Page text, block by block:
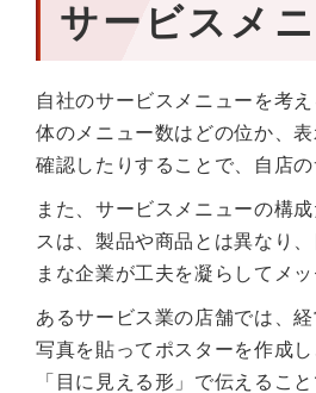
サービスメ
自社のサービスメニューを考
体のメニュー数はどの位か、
確認したりすることで、自店
また、サービスメニューの構
スは、製品や商品とは異なり
まな企業が工夫を凝らしてメ
あるサービス業の店舗では、
写真を貼ってポスターを作成
「目に見える形」で伝えるこ